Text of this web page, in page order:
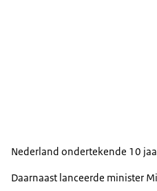
Nederland ondertekende 10
Daarnaast lanceerde minister